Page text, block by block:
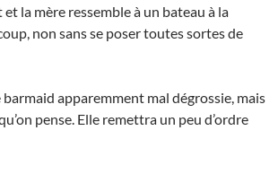
la mère ressemble à un bateau à la
non sans se poser toutes sortes de
barmaid apparemment mal dégrossie, mais
pense. Elle remettra un peu d’ordre